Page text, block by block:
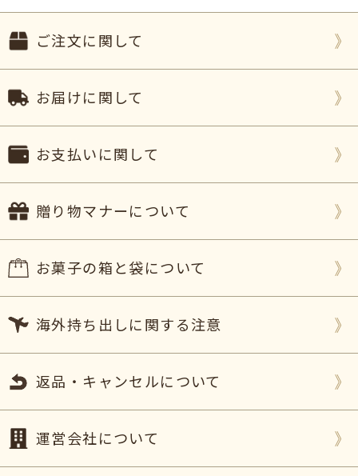
姪っ子もとても「可愛い！」と喜んでくれました。
ありがとうございました。（すずきまる様）
ご購入頂いた商品：卒園祝いの名入れバウムクーヘ
ン(1個入り)
2020年03月23日
とてもかわいいく、卒園児、保護者の皆様に喜んで
ご購入頂いた商品：卒園祝いの名入れバウムクーヘ
2018年02月27日
～
ありがとうございました～（購入者様）
ご注文に関して
お届けに関して
お支払いに関して
贈り物マナーについて
お菓子の箱と袋について
海外持ち出しに関する注意
返品・キャンセルについて
運営会社について